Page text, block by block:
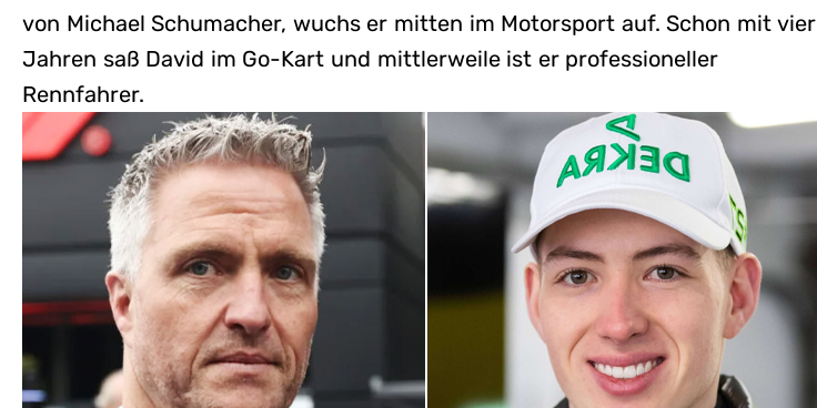
von Michael Schumacher, wuchs er mitten im Motorsport auf. Schon mit vier
Jahren saß David im Go-Kart und mittlerweile ist er professioneller
Rennfahrer.